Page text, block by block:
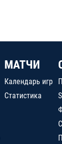
МАТЧИ
Календарь игр
Статистика